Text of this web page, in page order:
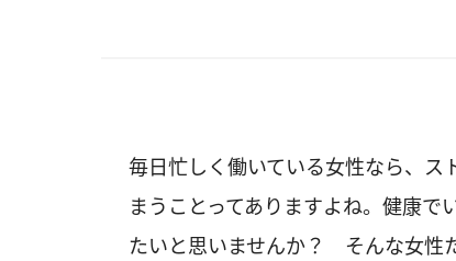
毎日忙しく働いている女性なら、ス
まうことってありますよね。健康で
たいと思いませんか？ そんな女性